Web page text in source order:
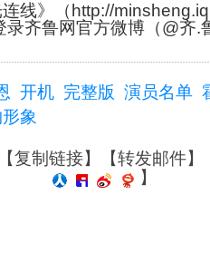
线》（http://
齐鲁网官方微博（@齐.
开机 完整版 演员名单
象
复制链接】【转发邮件】
】